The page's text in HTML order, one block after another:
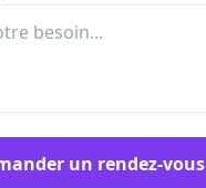
un rendez-vous